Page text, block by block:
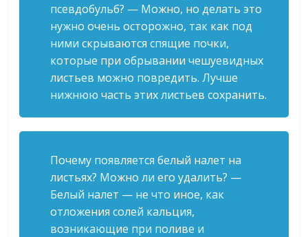
псевдобульб? — Можно, но делать это
нужно очень осторожно, так как под
ними скрываются спящие почки,
которые при обрывании чешуевидных
листьев можно повредить. Лучше
нижнюю часть этих листьев сохранить.
Почему появляется белый налет на
листьях? Можно ли его удалить? —
Белый налет — не что иное, как
отложения солей кальция,
возникающие при поливе и